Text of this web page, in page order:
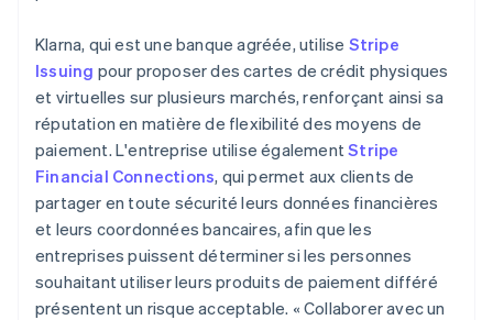
Klarna, qui est une banque agréée, utilise Stripe
Issuing pour proposer des cartes de crédit physiques
et virtuelles sur plusieurs marchés, renforçant ainsi sa
réputation en matière de flexibilité des moyens de
paiement. L'entreprise utilise égalementStripe
Financial Connections, qui permet aux clients de
partager en toute sécurité leurs données financières
et leurs coordonnées bancaires, afin que les
entreprises puissent déterminer si les personnes
souhaitant utiliser leurs produits de paiement différé
présentent un risque acceptable. « Collaborer avec un